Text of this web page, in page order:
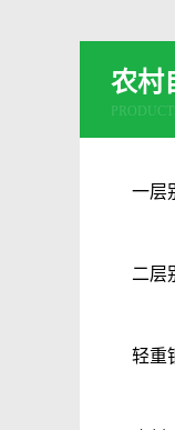
农村
一层
二层
轻重